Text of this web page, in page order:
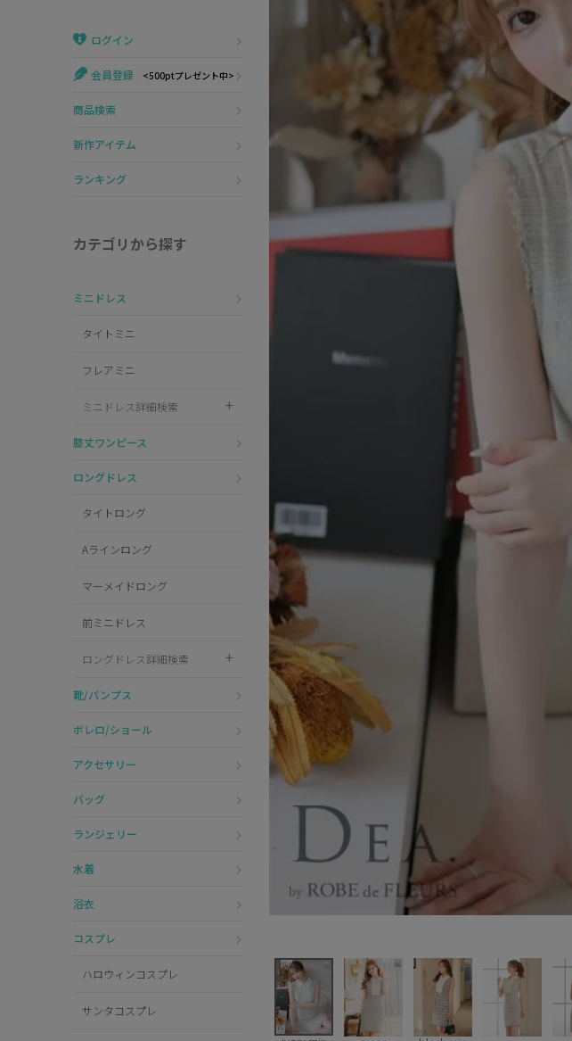
GLAMOROUS
ログイン
会員登録 <500ptプレゼント中>
商品検索
新作アイテム
ランキング
カテゴリから探す
ミニドレス
タイトミニ
フレアミニ
ミニドレス詳細検索
膝丈ワンピース
ロングドレス
タイトロング
Aラインロング
マーメイドロング
前ミニドレス
ロングドレス詳細検索
靴/パンプス
ボレロ/ショール
アクセサリー
バッグ
ランジェリー
水着
浴衣
コスプレ
ハロウィンコスプレ
サンタコスプレ